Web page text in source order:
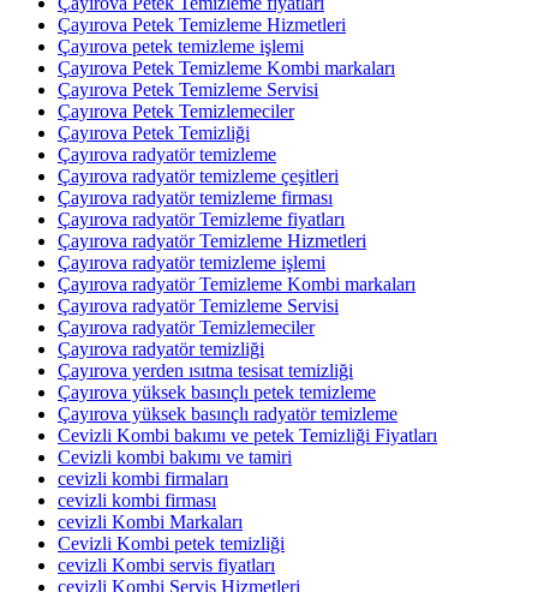
Çayırova Petek Temizleme Hizmetleri
Çayırova petek temizleme işlemi
Çayırova Petek Temizleme Kombi markaları
Çayırova Petek Temizleme Servisi
Çayırova Petek Temizlemeciler
Çayırova Petek Temizliği
Çayırova radyatör temizleme
Çayırova radyatör temizleme çeşitleri
Çayırova radyatör temizleme firması
Çayırova radyatör Temizleme fiyatları
Çayırova radyatör Temizleme Hizmetleri
Çayırova radyatör temizleme işlemi
Çayırova radyatör Temizleme Kombi markaları
Çayırova radyatör Temizleme Servisi
Çayırova radyatör Temizlemeciler
Çayırova radyatör temizliği
Çayırova yerden ısıtma tesisat temizliği
Çayırova yüksek basınçlı petek temizleme
Çayırova yüksek basınçlı radyatör temizleme
Cevizli Kombi bakımı ve petek Temizliği Fiyatları
Cevizli kombi bakımı ve tamiri
cevizli kombi firmaları
cevizli kombi firması
cevizli Kombi Markaları
Cevizli Kombi petek temizliği
cevizli Kombi servis fiyatları
cevizli Kombi Servis Hizmetleri